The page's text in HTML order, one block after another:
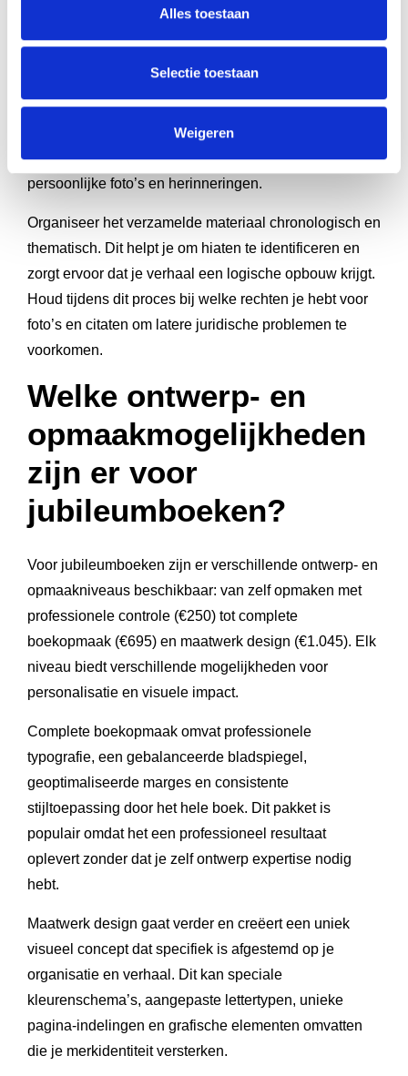
Alles toestaan
Selectie toestaan
Weigeren
en andere visuele materialen. Oude jaarverslagen,
nieuwsbrieven, krantenknipsels en bedrijfsfoto’s
kunnen waardevolle content opleveren. Vergeet niet
om medewerkers en klanten te vragen naar
persoonlijke foto’s en herinneringen.
Organiseer het verzamelde materiaal chronologisch en
thematisch. Dit helpt je om hiaten te identificeren en
zorgt ervoor dat je verhaal een logische opbouw krijgt.
Houd tijdens dit proces bij welke rechten je hebt voor
foto’s en citaten om latere juridische problemen te
voorkomen.
Welke ontwerp- en
opmaakmogelijkheden
zijn er voor
jubileumboeken?
Voor jubileumboeken zijn er verschillende ontwerp- en
opmaakniveaus beschikbaar: van zelf opmaken met
professionele controle (€250) tot complete
boekopmaak (€695) en maatwerk design (€1.045). Elk
niveau biedt verschillende mogelijkheden voor
personalisatie en visuele impact.
Complete boekopmaak omvat professionele
typografie, een gebalanceerde bladspiegel,
geoptimaliseerde marges en consistente
stijltoepassing door het hele boek. Dit pakket is
populair omdat het een professioneel resultaat
oplevert zonder dat je zelf ontwerp expertise nodig
hebt.
Maatwerk design gaat verder en creëert een uniek
visueel concept dat specifiek is afgestemd op je
organisatie en verhaal. Dit kan speciale
kleurenschema’s, aangepaste lettertypen, unieke
pagina-indelingen en grafische elementen omvatten
die je merkidentiteit versterken.